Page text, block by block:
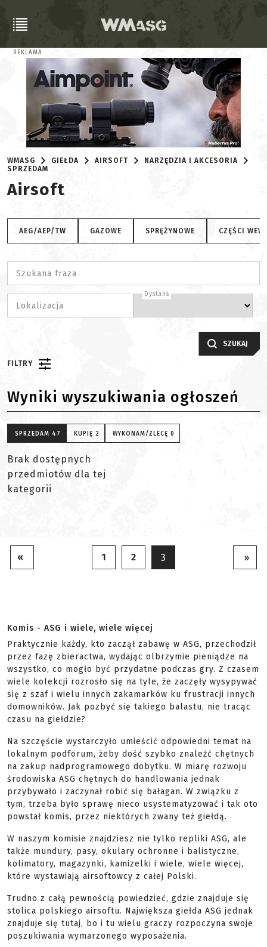
REKLAMA
WMASG GIEŁDA AIRSOFT
NARZĘDZIA I AKCESORIA
SPRZEDAM
Airsoft
AEG/AEP/TW GAZOWE SPRĘŻYNOWE CZĘŚCI
Szukana fraza
Lokalizacja
Dystans
SZUKAJ
FILTRY
Wyniki wyszukiwania ogłoszeń
SPRZEDAM 47 KUPIĘ 2 WYKONAM/ZLECĘ 0
Brak dostępnych
przedmiotów dla tej
kategorii
« 1 2 3 »
Komis - ASG i wiele, wiele więcej
Praktycznie każdy, kto zaczął zabawę w ASG, przechodził
przez fazę zbieractwa, wydając olbrzymie pieniądze na
wszystko, co mogło być przydatne podczas gry. Z czasem
wiele kolekcji rozrosło się na tyle, że zaczęły wysypywać
się z szaf i wielu innych zakamarków ku frustracji innych
domowników. Jak pozbyć się takiego balastu, nie tracąc
czasu na giełdzie?
Na szczęście wystarczyło umieścić odpowiedni temat na
lokalnym podforum, żeby dość szybko znaleźć chętnych
na zakup nadprogramowego dobytku. W miarę rozwoju
środowiska ASG chętnych do handlowania jednak
przybywało i zaczynał robić się bałagan. W związku z
tym, trzeba było sprawę nieco usystematyzować i tak oto
powstał komis, przez niektórych zwany też giełdą.
W naszym komisie znajdziesz nie tylko repliki ASG, ale
także mundury, pasy, okulary ochronne i balistyczne,
kolimatory, magazynki, kamizelki i wiele, wiele więcej,
które wystawiają airsoftowcy z całej Polski.
Trudno z całą pewnością powiedzieć, gdzie znajduje się
stolica polskiego airsoftu. Największa giełda ASG jednak
znajduje się tutaj, bo i tu wielu graczy rozpoczyna swoje
poszukiwania wymarzonego wyposażenia.